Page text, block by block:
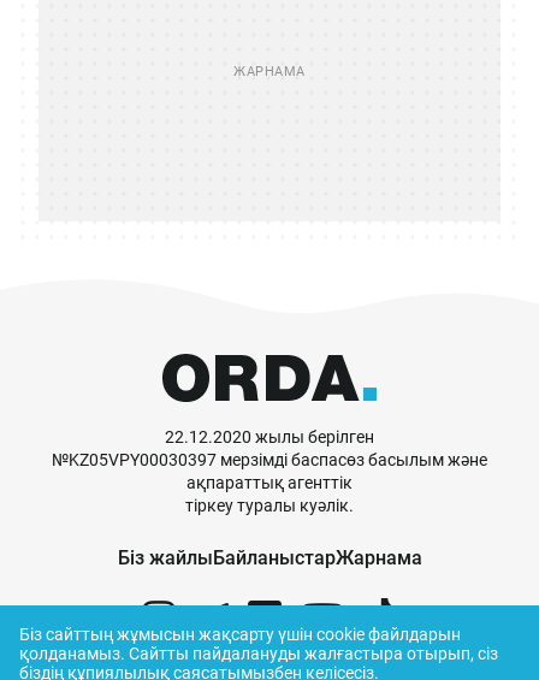
22.12.2020 жылы берілген
№KZ05VPY00030397 мерзімді баспасөз басылым және
ақпараттық агенттік
тіркеу туралы куәлік.
Біз жайлыБайланыстарЖарнама
Біз сайттың жұмысын жақсарту үшін cookie файлдарын
қолданамыз. Сайтты пайдалануды жалғастыра отырып, сіз
біздің құпиялылық саясатымызбен келісесіз.